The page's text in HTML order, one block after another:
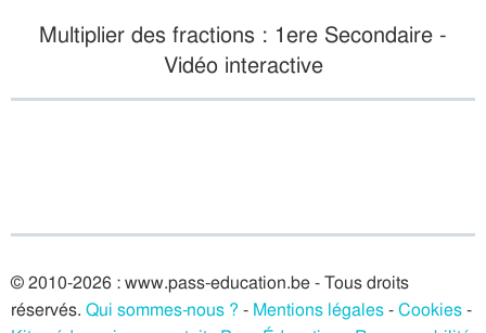
Multiplier des fractions : 1ere Secondaire -
Vidéo interactive
© 2010-2026 : www.pass-education.be - Tous droits
réservés. Qui sommes-nous ? - Mentions légales-Cookies-